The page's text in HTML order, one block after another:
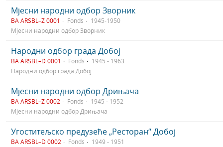
Мјесни народни одбор Зворник
BA ARSBL–Z 0001 Fonds
1945-1950
Мјесни народни одбор Зворник
Народни одбор града Добој
BA ARSBL–D 0001 Fonds
1945 - 1963
Народни одбор града Добој
Мјесни народни одбор Дрињача
BA ARSBL–Z 0002 Fonds
1945 - 1952
Мјесни народни одбор Дрињача
Угоститељско предузеће „Ресторан“ Добој
BA ARSBL–D 0002 Fonds
1949 - 1951